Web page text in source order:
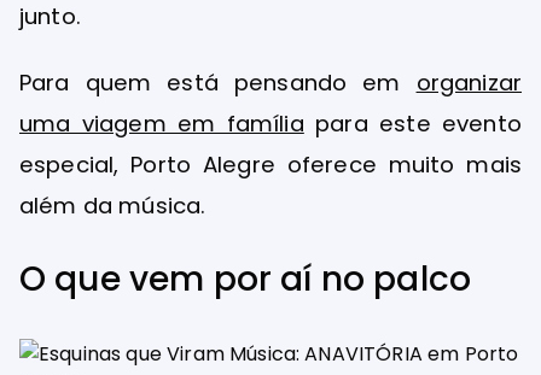
junto.
Para quem está pensando em organizar
uma viagem em família para este evento
especial, Porto Alegre oferece muito mais
além da música.
O que vem por aí no palco